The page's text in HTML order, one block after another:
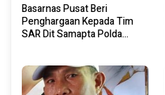
Basarnas Pusat Beri
Penghargaan Kepada Tim
SAR Dit Samapta Polda